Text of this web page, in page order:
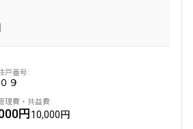
９
円10,000円